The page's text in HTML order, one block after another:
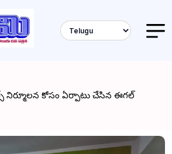
నిర్మూలన కోసం ఏర్పాటు చేసిన ఈగల్